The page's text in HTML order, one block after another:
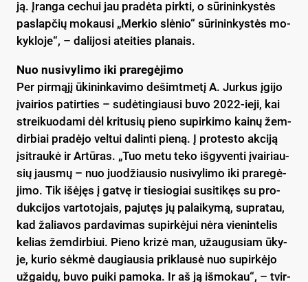
ją. Įran­ga ce­chui jau pra­dė­ta pirk­ti, o sū­ri­nin­kys­tės
pa­slap­čių mo­kau­si „Mer­kio slė­nio“ sū­ri­nin­kys­tės mo­
kyk­lo­je“, – da­li­jo­si atei­ties pla­nais.
Nuo nu­si­vy­li­mo iki pra­re­gė­ji­mo
Per pir­mą­jį ūki­nin­ka­vi­mo de­šimt­me­tį A. Jur­kus įgi­jo
įvai­rios pa­tir­ties – su­dė­tin­giau­si bu­vo 2022-ie­ji, kai
strei­kuo­da­mi dėl kri­tu­sių pie­no su­pir­ki­mo kai­nų žem­
dir­biai pra­dė­jo vel­tui da­lin­ti pie­ną. Į pro­tes­to ak­ci­ją
įsi­trau­kė ir Ar­tū­ras. „Tuo me­tu te­ko iš­gy­ven­ti įvai­riau­
sių jaus­mų – nuo juo­džiau­sio nu­si­vy­li­mo iki pra­re­gė­
ji­mo. Tik išė­jęs į gat­vę ir tie­sio­giai su­si­ti­kęs su pro­
duk­ci­jos var­to­to­jais, pa­ju­tęs jų pa­lai­ky­mą, su­pra­tau,
kad ža­lia­vos par­da­vi­mas su­pir­kė­jui nė­ra vie­nin­te­lis
ke­lias žem­dir­biui. Pie­no kri­zė man, užau­gu­siam ūky­
je, ku­rio sėk­mė dau­giau­sia pri­klau­sė nuo su­pir­kė­jo
už­gai­dų, bu­vo pui­ki pa­mo­ka. Ir aš ją iš­mo­kau“, – tvir­